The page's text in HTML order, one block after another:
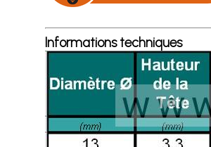
Informations techniques